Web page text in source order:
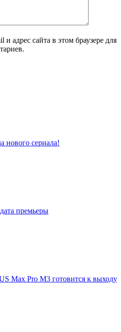
адрес сайта в этом браузере для
нового сериала!
премьеры
Max Pro M3 готовится к выходу